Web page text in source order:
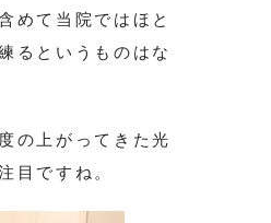
めて当院ではほと
るというものはな
の上がってきた光
目ですね。